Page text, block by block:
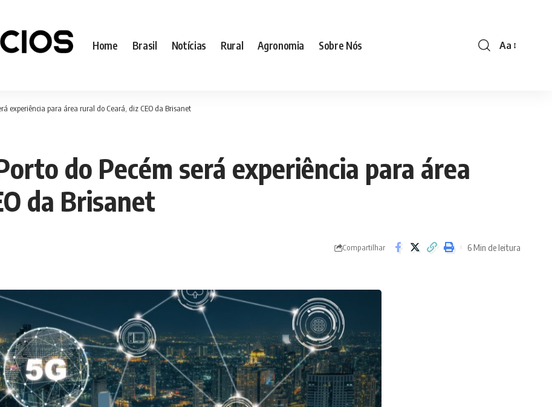
Home Brasil Notícias Rural Agronomia Sobre Nós
Font
Aa
experiência para área rural do Ceará, diz CEO da Brisanet
do Pecém será experiência para área
da Brisanet
Compartilhar 6 Min de leitura